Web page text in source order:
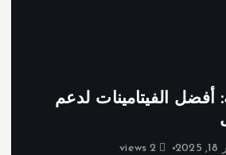
أفضل الفيتامينات لدعم
2 views